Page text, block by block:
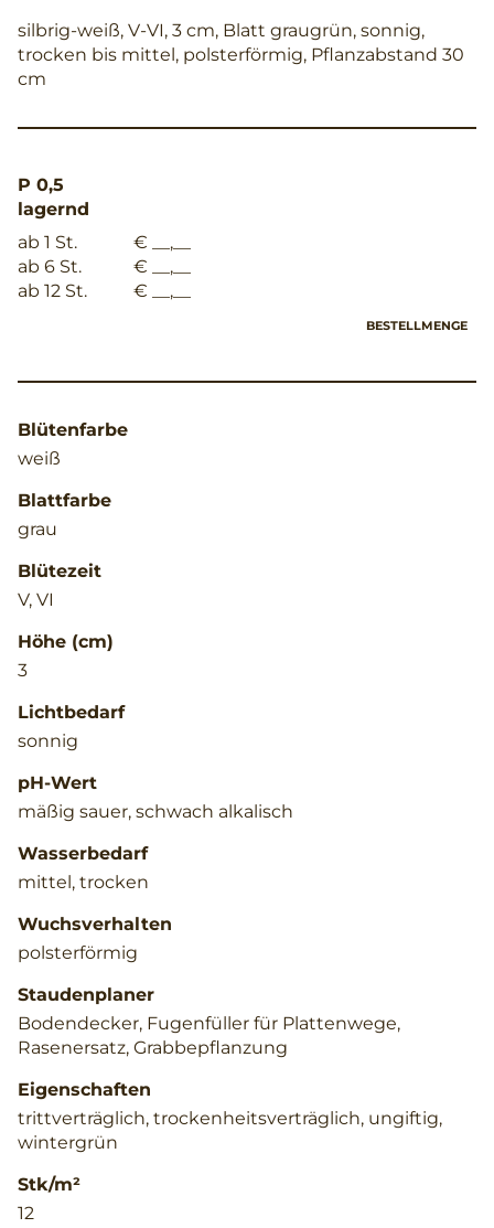
silbrig-weiß, V-VI, 3 cm, Blatt graugrün, sonnig,
trocken bis mittel, polsterförmig, Pflanzabstand 30
cm
P 0,5
lagernd
ab 1 St.
€ __,__
ab 6 St.
€ __,__
ab 12 St.
€ __,__
BESTELLMENGE
Blütenfarbe
weiß
Blattfarbe
grau
Blütezeit
V, VI
Höhe (cm)
3
Lichtbedarf
sonnig
pH-Wert
mäßig sauer, schwach alkalisch
Wasserbedarf
mittel, trocken
Wuchsverhalten
polsterförmig
Staudenplaner
Bodendecker, Fugenfüller für Plattenwege,
Rasenersatz, Grabbepflanzung
Eigenschaften
trittverträglich, trockenheitsverträglich, ungiftig,
wintergrün
Stk/m²
12